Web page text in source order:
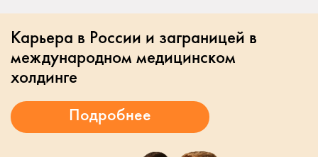
Карьера в России и заграницей в
международном медицинском
холдинге